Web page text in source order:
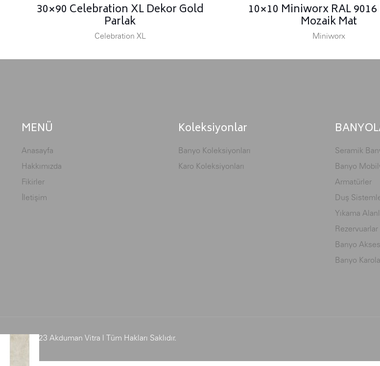
30×90 Celebration XL Dekor Gold
Parlak
Celebration XL
10×10 Miniworx RAL 9016
Mozaik Mat
Miniworx
MENÜ
Anasayfa
Hakkımızda
Fikirler
İletişim
Koleksiyonlar
Banyo Koleksiyonları
Karo Koleksiyonları
Seramik
Banyo
Armatürler
Duş
Yıkama
Rezervuarlar
Banyo
Banyo
© 2023 Akduman Vitra | Tüm Hakları Saklıdır.